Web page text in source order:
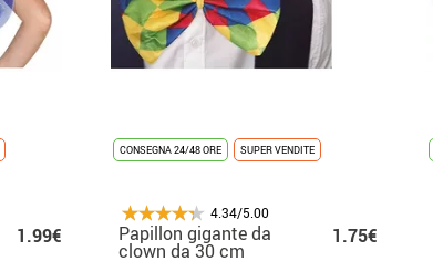
1.99€
CONSEGNA 24/48 ORE SUPER VENDITE
4.34/5.00
Papillon gigante da
clown da 30 cm
1.75€